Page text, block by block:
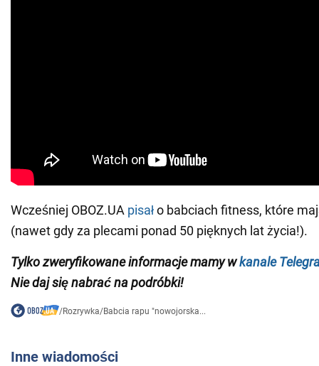
Wcześniej OBOZ.UA pisało babciach fitness, które
(nawet gdy za plecami ponad 50 pięknych lat życia!).
Tylkozweryfikowane informacje mamy wkanale
Nie daj się nabrać na podróbki!
/Rozrywka/Babcia rapu "nowojorska...
Inne wiadomości